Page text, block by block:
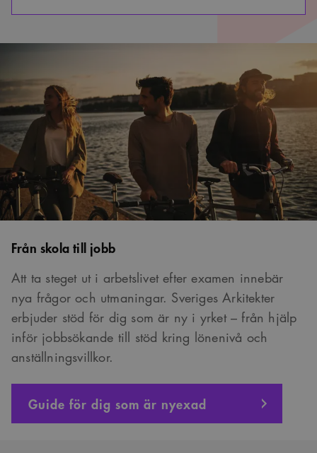
Från skola till jobb
Att ta steget ut i arbetslivet efter examen innebär
nya frågor och utmaningar. Sveriges Arkitekter
erbjuder stöd för dig som är ny i yrket – från hjälp
inför jobbsökande till stöd kring lönenivå och
anställningsvillkor.
Guide för dig som är nyexad